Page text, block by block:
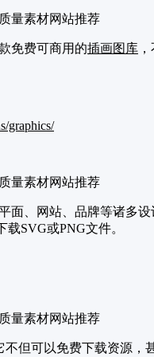
免费可商用的插画图库
graphics/
面、网站、品牌等诸多
SVG或PNG文件。
不但可以免费下载资源